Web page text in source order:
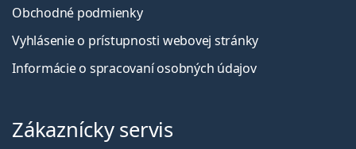
Obchodné podmienky
Vyhlásenie o prístupnosti webovej stránky
Informácie o spracovaní osobných údajov
Zákaznícky servis